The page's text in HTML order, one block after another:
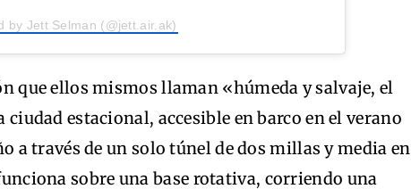
by Jett Selman (@jett.air.ak)
que ellos mismos llaman «húmeda y salvaje, el
estacional, accesible en barco en el verano
a través de un solo túnel de dos millas y media en
sobre una base rotativa, corriendo una